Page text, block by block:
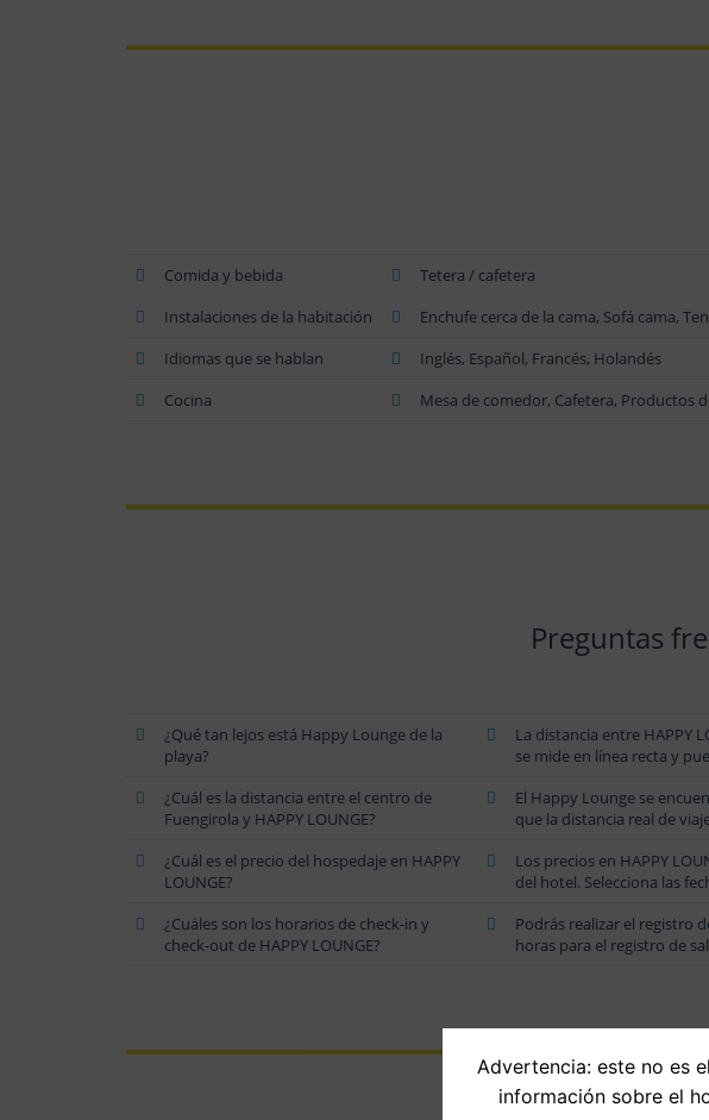
Comida y bebida
Tetera / cafetera
Instalaciones de la habitación
Enchufe cerca de la cama, Sofá cama,
Idiomas que se hablan
Inglés, Español, Francés, Holandés
Cocina
Mesa de comedor, Cafetera, Productos
Preguntas
¿Qué tan lejos está Happy Lounge de la
playa?
La distancia entre HAPPY
se mide en línea recta y
¿Cuál es la distancia entre el centro de
Fuengirola y HAPPY LOUNGE?
El Happy Lounge se
que la distancia real de
¿Cuál es el precio del hospedaje en HAPPY
LOUNGE?
Los precios en HAPPY
del hotel. Selecciona las
¿Cuáles son los horarios de check-in y
check-out de HAPPY LOUNGE?
Podrás realizar el registro
horas para el registro de
Advertencia: este no es
información sobre el